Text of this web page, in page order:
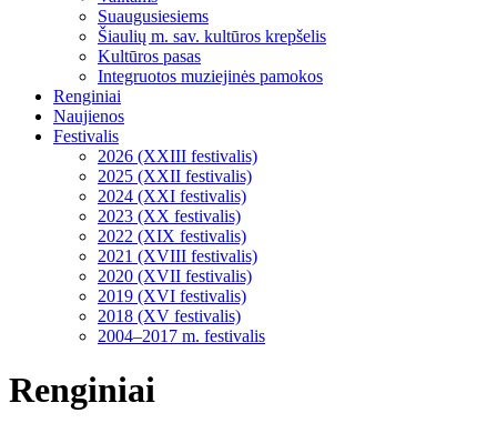
Suaugusiesiems
Šiaulių m. sav. kultūros krepšelis
Kultūros pasas
Integruotos muziejinės pamokos
Renginiai
Naujienos
Festivalis
2026 (XXIII festivalis)
2025 (XXII festivalis)
2024 (XXI festivalis)
2023 (XX festivalis)
2022 (XIX festivalis)
2021 (XVIII festivalis)
2020 (XVII festivalis)
2019 (XVI festivalis)
2018 (XV festivalis)
2004–2017 m. festivalis
Renginiai